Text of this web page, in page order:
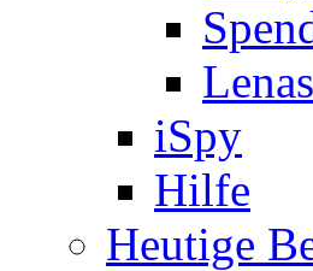
iSpy
Hilfe
Heutige